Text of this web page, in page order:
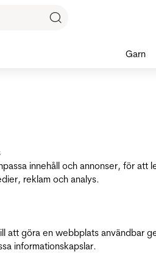
innehåll och annonser, för
reklam och analys.
att göra en webbplats användbar
informationskapslar.
Garn